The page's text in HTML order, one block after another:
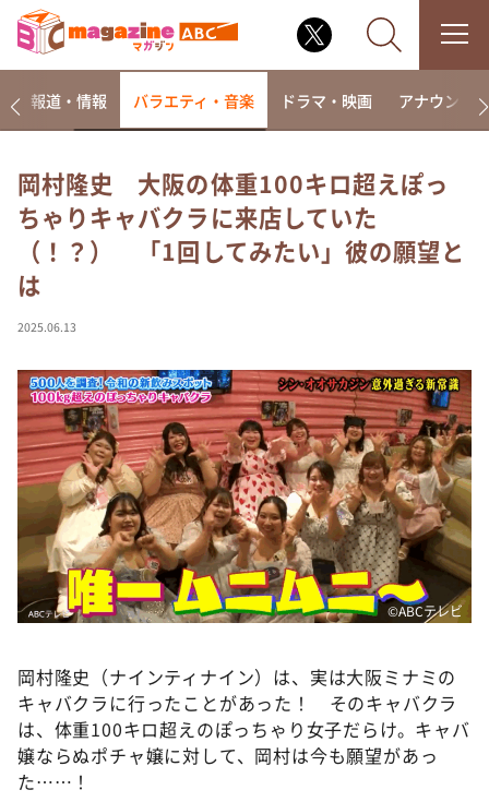
なるみ・岡村の過ぎるTV
相席食堂
～人生密着トークバラエティ！～ やすとものいたっ
て真剣です
探偵！ナイトスクープ
news おかえり
河合＆A.B.C-Z塚田×福井アナ「なんでやねん！？」
（news おかえり）
DAIGOも台所 ～きょうの献立 何にする？～
本日はダイアンなり！シーズン２
朝だ！生です旅サラダ
教えて！ニュースライブ 正義のミカタ
新婚さんいらっしゃい！
ポツンと一軒家
ザキ山小屋本館
報道・情報 バラエティ・音楽 ドラマ・映画 アナウンサー
岡村隆史 大阪の体重100キロ超えぽっ
ちゃりキャバクラに来店していた
（！？） 「1回してみたい」彼の願望と
は
2025.06.13
©ABCテレビ
岡村隆史（ナインティナイン）は、実は大阪ミナミの
キャバクラに行ったことがあった！ そのキャバクラ
は、体重100キロ超えのぽっちゃり女子だらけ。キャバ
嬢ならぬポチャ嬢に対して、岡村は今も願望があっ
た……！